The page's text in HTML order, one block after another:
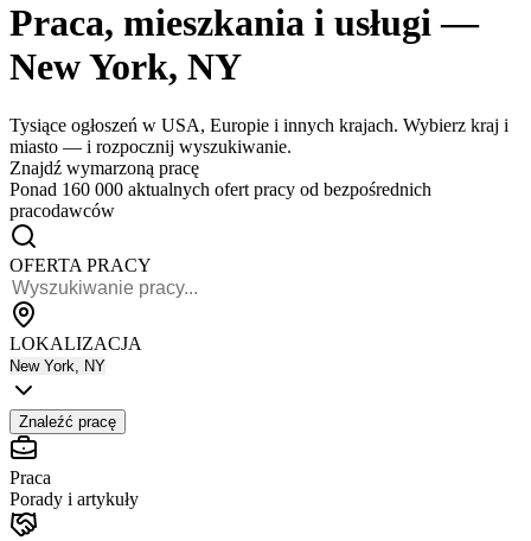
Praca, mieszkania i usługi—
New York, NY
Tysiące ogłoszeń w USA, Europie i innych krajach. Wybierz kraj i
miasto — i rozpocznij wyszukiwanie.
Znajdź wymarzoną pracę
Ponad 160 000 aktualnych ofert pracy od bezpośrednich
pracodawców
OFERTA PRACY
LOKALIZACJA
New York, NY
Znaleźć pracę
Praca
Porady i artykuły